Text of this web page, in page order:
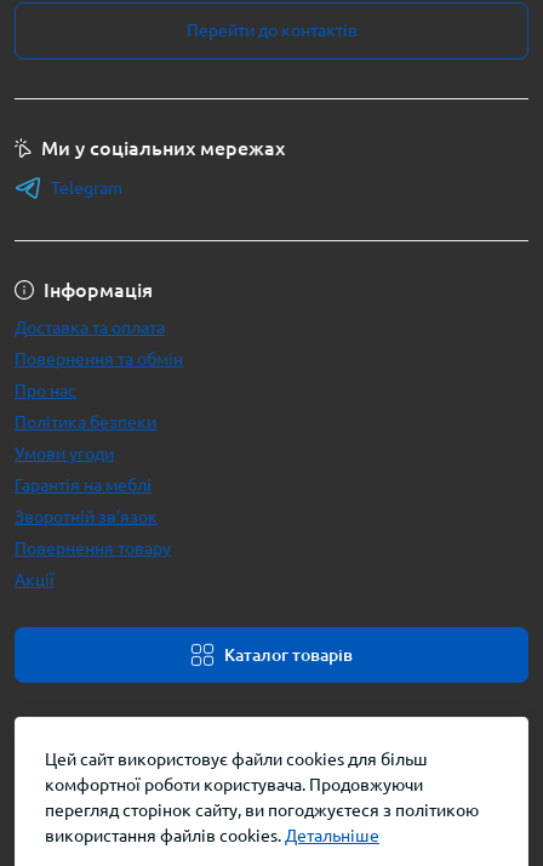
Перейти до контактів
Інформація
Доставка та оплата
Повернення та обмін
Про нас
Політика безпеки
Умови угоди
Гарантія на меблі
Зворотній зв’язок
Повернення товару
Акції
Каталог товарів
Ми у соціальних мережах
Telegram
Інтернет-магазин меблів © 2026
Цей сайт використовує файли cookies для більш
комфортної роботи користувача. Продовжуючи
перегляд сторінок сайту, ви погоджуєтеся з політикою
використання файлів cookies. Детальніше